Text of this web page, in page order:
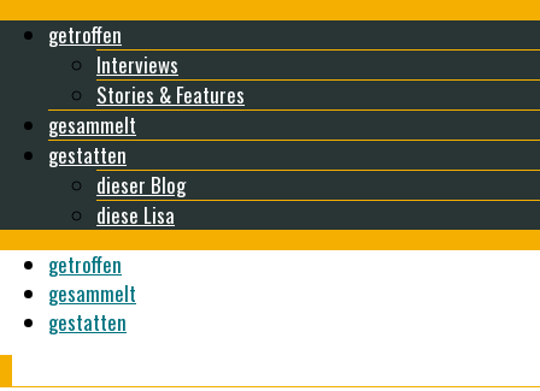
getroffen
Interviews
Stories & Features
gesammelt
gestatten
dieser Blog
diese Lisa
getroffen
gesammelt
gestatten